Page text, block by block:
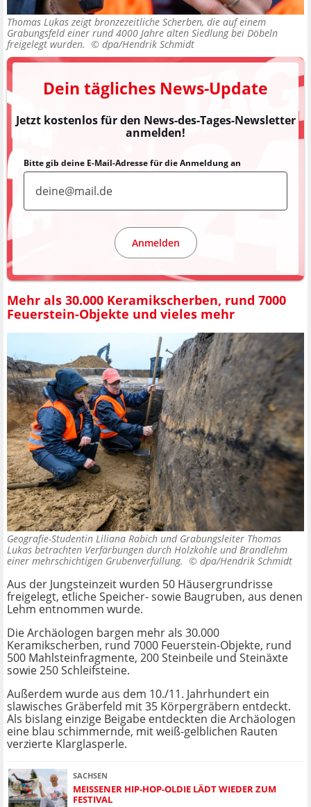
Thomas Lukas zeigt bronzezeitliche Scherben, die auf einem
Grabungsfeld einer rund 4000 Jahre alten Siedlung bei Döbeln
freigelegt wurden. © dpa/Hendrik Schmidt
Dein tägliches News-Update
Jetzt kostenlos für den News-des-Tages-Newsletter
anmelden!
Bitte gib deine E-Mail-Adresse für die Anmeldung an
Anmelden
Mehr als 30.000 Keramikscherben, rund 7000
Feuerstein-Objekte und vieles mehr
Geografie-Studentin Liliana Rabich und Grabungsleiter Thomas
Lukas betrachten Verfärbungen durch Holzkohle und Brandlehm
einer mehrschichtigen Grubenverfüllung. © dpa/Hendrik Schmidt
Aus der Jungsteinzeit wurden 50 Häusergrundrisse
freigelegt, etliche Speicher- sowie Baugruben, aus denen
Lehm entnommen wurde.
Die Archäologen bargen mehr als 30.000
Keramikscherben, rund 7000 Feuerstein-Objekte, rund
500 Mahlsteinfragmente, 200 Steinbeile und Steinäxte
sowie 250 Schleifsteine.
Außerdem wurde aus dem 10./11. Jahrhundert ein
slawisches Gräberfeld mit 35 Körpergräbern entdeckt.
Als bislang einzige Beigabe entdeckten die Archäologen
eine blau schimmernde, mit weiß-gelblichen Rauten
verzierte Klarglasperle.
SACHSEN
MEISSENER HIP-HOP-OLDIE LÄDT WIEDER ZUM F
ESTIVAL